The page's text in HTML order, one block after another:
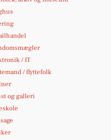
/ IT
/ flyttefolk
og galleri